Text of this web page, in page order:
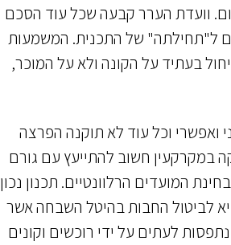
יום ה-15 שלאחר מועד הפרסום. וועדת הערר קבעה שכל עוד הסכם
שנחתם קודם ל"תחילתה" של התכנית. המשמעות
בעתיד על הקונה ולא על המוכר,
ואפשרי וכל עוד לא תוקנה הפרצה
במקרקעין חשוב להתייעץ עם גורם
המועדים הרלוונטיים. תכנון נכון
לביטול החבות בהיטל השבחה אשר
לעתים על ידי רוכשים וקונים